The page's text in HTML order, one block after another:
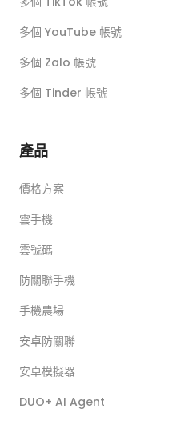
多個 YouTube 帳號
多個 Zalo 帳號
多個 Tinder 帳號
產品
價格方案
雲手機
雲號碼
防關聯手機
手機農場
安卓防關聯
安卓模擬器
DUO+ AI Agent